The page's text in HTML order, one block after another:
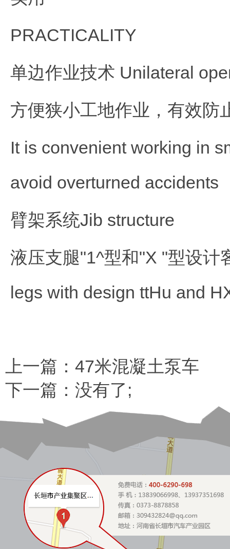
PRACTICALITY
单边作业技术 Unilateral
方便狭小工地作业，有效防
It is convenient working in
avoid overturned accidents
臂架系统Jib structure
液压支腿"1^型和"X "型设计
legs with design ttHu and
上一篇： 47米混凝土泵车
下一篇：没有了;